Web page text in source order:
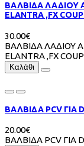
ΒΑΛΒIΔA ΛΑΔΙΟΥ
ELANTRA ,FX
30.00€
ΒΑΛΒIΔA ΛΑΔΙΟΥ
ELANTRA ,FX
Καλάθι
ΒΑΛΒΙΔΑ PCV ΓΙΑ
20.00€
ΒΑΛΒΙΔΑ PCV ΓΙΑ